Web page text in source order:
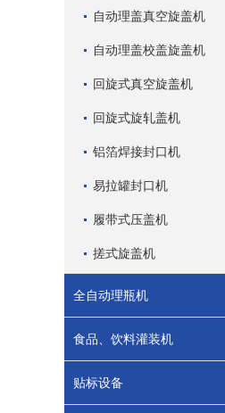
自动理盖真空旋盖机
自动理盖校盖旋盖机
回旋式真空旋盖机
回旋式旋轧盖机
铝箔焊接封口机
易拉罐封口机
履带式压盖机
搓式旋盖机
全自动理瓶机
食品、饮料灌装机
贴标设备